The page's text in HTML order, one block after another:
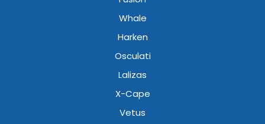
Whale
Harken
Osculati
Lalizas
X-Cape
Vetus